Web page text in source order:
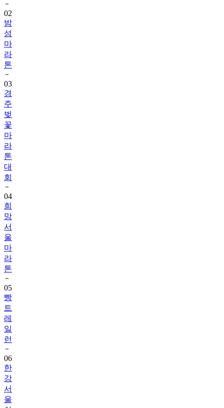
밤
섬
마
라
톤
03
경
주
벚
꽃
마
라
톤
대
회
04
희
망
서
울
마
라
톤
05
빵
트
레
일
런
06
한
강
서
울
하
프